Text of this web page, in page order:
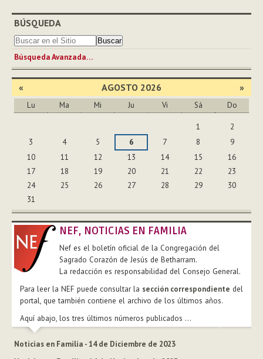
BÚSQUEDA
Búsqueda Avanzada…
« AGOSTO 2026 »
Lu Ma Mi Ju Vi Sá Do
1
2
3
4 5 6 7 8
9
10
11 12 13 14 15
16
17
18 19 20 21 22
23
24
25 26 27 28 29
30
31
NEF, NOTICIAS EN FAMILIA
Nef es el boletín oficial de la Congregación del
Sagrado Corazón de Jesús de Betharram.
La redacción es responsabilidad del Consejo General.
Para leer la NEF puede consultar la sección correspondiente del
portal, que también contiene el archivo de los últimos años.
Aquí abajo, los tres últimos números publicados ...
Noticias en Familia - 14 de Diciembre de 2023